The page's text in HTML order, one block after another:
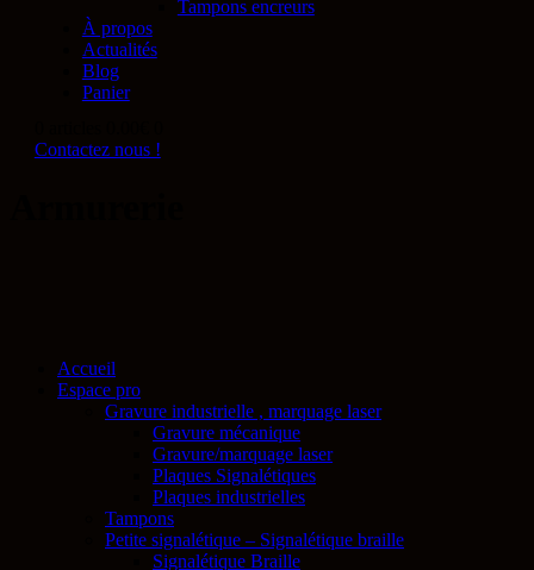
Tampons encreurs
À propos
Actualités
Blog
Panier
Contactez nous !
Accueil
Espace pro
Gravure industrielle , marquage laser
Gravure mécanique
Gravure/marquage laser
Plaques Signalétiques
Plaques industrielles
Tampons
Petite signalétique – Signalétique braille
Signalétique Braille